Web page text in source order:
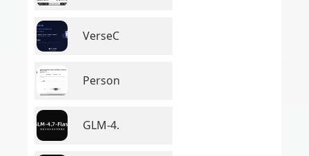
VerseC
Person
GLM-4.